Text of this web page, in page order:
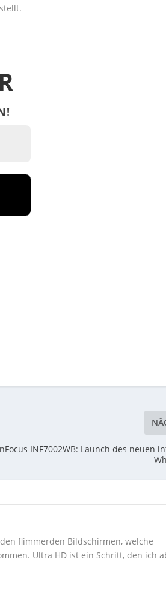
INF7002WB: Launch des neuen
flimmerden Bildschirmen, welche
Ultra HD ist ein Schritt, den ich